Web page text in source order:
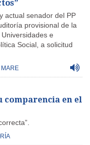
actual senador del PP
provisional de la
e
Social, a solicitud
MARE
comparencia en el